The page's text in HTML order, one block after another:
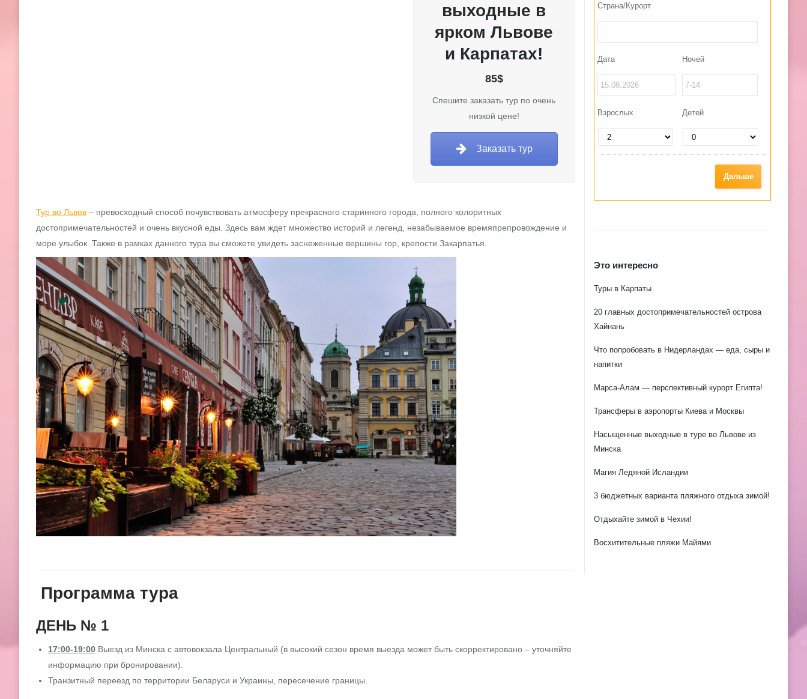
выходные в
ярком Львове
и Карпатах!
85$
Спешите заказать тур по очень
низкой цене!
Заказать тур
Тур во Львов – превосходный способ почувствовать атмосферу прекрасного старинного города, полного колоритных
достопримечательностей и очень вкусной еды. Здесь вам ждет множество историй и легенд, незабываемое времяпрепровождение и
море улыбок. Также в рамках данного тура вы сможете увидеть заснеженные вершины гор, крепости Закарпатья.
Программа тура
ДЕНЬ № 1
17:00-19:00 Выезд из Минска с автовокзала Центральный (в высокий сезон время выезда может быть скорректировано – уточняйте
информацию при бронировании).
Транзитный переезд по территории Беларуси и Украины, пересечение границы.
Страна/Курорт
Дата Ночей
Взрослых Детей
Это интересно
Туры в Карпаты
20 главных достопримечательностей острова
Хайнань
Что попробовать в Нидерландах — еда, сыры и
напитки
Марса-Алам — перспективный курорт Египта!
Трансферы в аэропорты Киева и Москвы
Насыщенные выходные в туре во Львове из
Минска
Магия Ледяной Исландии
3 бюджетных варианта пляжного отдыха зимой!
Отдыхайте зимой в Чехии!
Восхитительные пляжи Майями